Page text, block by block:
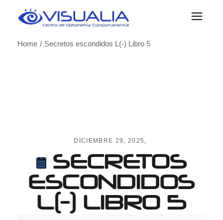
Home
Secretos escondidos L(-) Libro 5
DICIEMBRE 29, 2025
SECRETOS
ESCONDIDOS
L(-) LIBRO 5